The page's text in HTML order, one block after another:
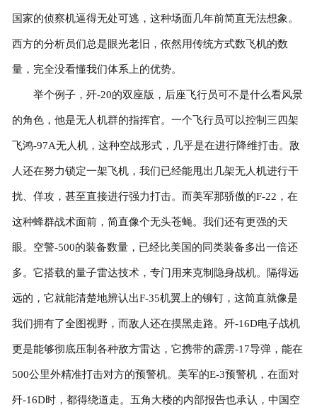
国家的侦察机逼得无处可逃，这种场面几年前简直无法想象。
西方的分析员们总是眼光老旧，依然用传统方式数飞机的数
量，完全没看懂我们体系上的优势。
举个例子，歼-20的双座版，后座飞行员可不是什么看风景
的角色，他是无人机群的指挥官。一个飞行员可以控制三四架
飞鸿-97A无人机，这种空战形式，几乎是在进行降维打击。敌
人还在努力锁定一架飞机，我们已经能甩出几架无人机进行干
扰、佯攻，甚至直接进行强力打击。而美军那骄傲的F-22，在
这种蜂群战术面前，简直像个无头苍蝇。我们还有更强的天
眼。空警-500的装备数量，已经比美国的同类装备多出一倍还
多。它搭载的量子雷达技术，专门用来克制隐身战机。隔得远
远的，它就能清楚地辨认出F-35机翼上的铆钉，这简直就像是
我们拥有了全图视野，而敌人还在摸黑走路。歼-16D电子战机
更是能够彻底压制各种敌方雷达，它携带的霹雳-17导弹，能在
500公里外精准打击对方的预警机。美军的E-3预警机，在面对
歼-16D时，都得绕道走。五角大楼的内部报告也承认，中国空